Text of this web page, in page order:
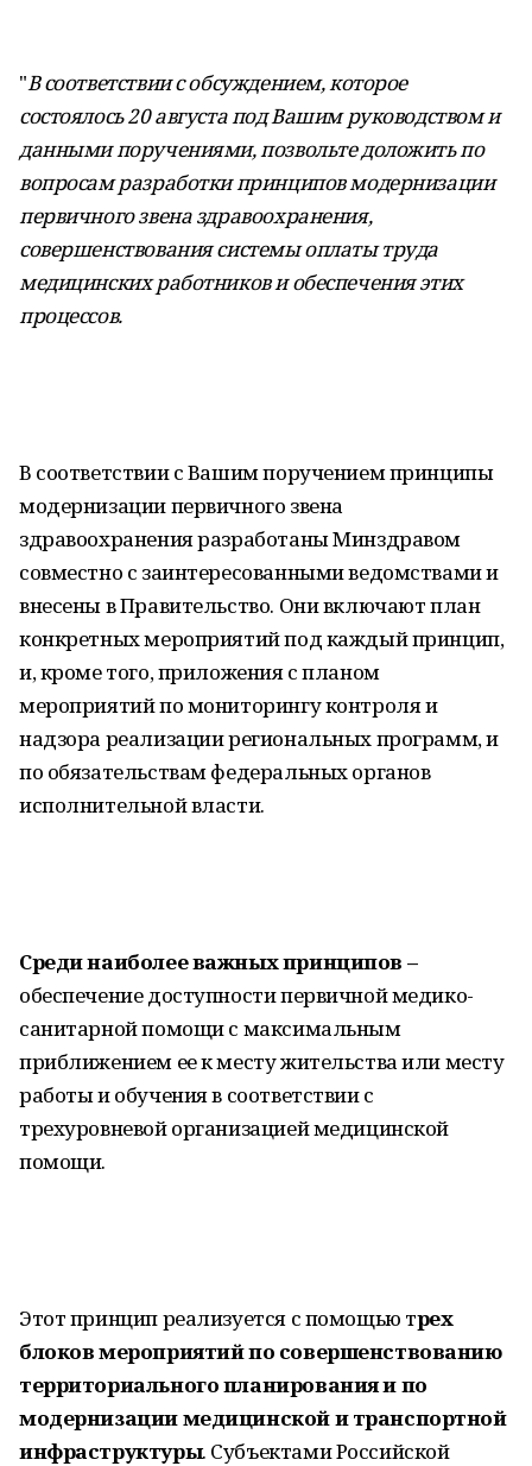
"В соответствии с обсуждением, которое
состоялось 20 августа под Вашим руководством и
данными поручениями, позвольте доложить по
вопросам разработки принципов модернизации
первичного звена здравоохранения,
совершенствования системы оплаты труда
медицинских работников и обеспечения этих
процессов.
В соответствии с Вашим поручением принципы
модернизации первичного звена
здравоохранения разработаны Минздравом
совместно с заинтересованными ведомствами и
внесены в Правительство. Они включают план
конкретных мероприятий под каждый принцип,
и, кроме того, приложения с планом
мероприятий по мониторингу контроля и
надзора реализации региональных программ, и
по обязательствам федеральных органов
исполнительной власти.
Среди наиболее важных принципов –
обеспечение доступности первичной медико-
санитарной помощи с максимальным
приближением ее к месту жительства или месту
работы и обучения в соответствии с
трехуровневой организацией медицинской
помощи.
Этот принцип реализуется с помощью трех
блоков мероприятий по совершенствованию
территориального планирования и по
модернизации медицинской и транспортной
инфраструктуры. Субъектами Российской